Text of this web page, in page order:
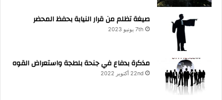
صيغة تظلم من قرار النيابة بحفظ المحضر
7th يونيو 2023
مذكرة بدفاع في جنحة بلطجة واستعراض القوه
22nd أكتوبر 2022